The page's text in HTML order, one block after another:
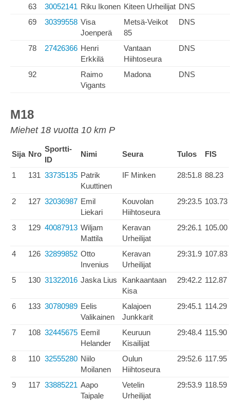
63 30052141 Riku Ikonen Kiteen Urheilijat DNS
69
30399558 Visa
Joenperä
Metsä-Veikot
85
DNS
78 27426366 Henri
Erkkilä
Vantaan
Hiihtoseura
DNS
92
Raimo
Vigants
Madona DNS
M18
Miehet 18 vuotta 10 km P
Sija Nro
Sportti-
ID
Nimi Seura Tulos FIS
1 131 33735135 Patrik
Kuuttinen
IF Minken 28:51.8 88.23
2 127 32036987 Emil
Liekari
Kouvolan
Hiihtoseura
29:23.5 103.73
3 129 40087913 Wiljam
Mattila
Keravan
Urheilijat
29:26.1 105.00
4 126 32899852 Otto
Invenius
Keravan
Urheilijat
29:31.9 107.83
5 130 31322016 Jaska Lius
Kankaantaan
Kisa
29:42.2 112.87
6 133 30780989 Eelis
Valikainen
Kalajoen
Junkkarit
29:45.1 114.29
7 108 32445675 Eemil
Helander
Keuruun
Kisailijat
29:48.4 115.90
8 110 32555280 Niilo
Moilanen
Oulun
Hiihtoseura
29:52.6 117.95
9 117 33885221 Aapo
Taipale
Vetelin
Urheilijat
29:53.9 118.59